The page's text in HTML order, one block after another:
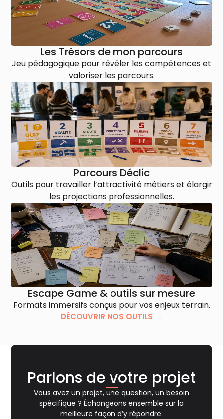
Les Trésors de mon parcours
Jeu pédagogique pour révéler les compétences et
valoriser les parcours.
Parcours Déclic
Outils pour travailler l’attractivité métiers et élargir
les projections professionnelles.
Escape Game & outils sur mesure
Formats immersifs conçus pour vos enjeux terrain.
DÉCOUVRIR NOS OUTILS →
Parlons de votre projet
Vous avez un projet, une question, un besoin
spécifique ? Échangeons ensemble sur la
meilleure façon d’y répondre.